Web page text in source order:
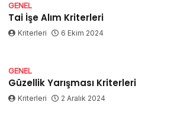
GENEL
Tai İşe Alım Kriterleri
Kriterleri 6 Ekim 2024
GENEL
Güzellik Yarışması Kriterleri
Kriterleri 2 Aralık 2024